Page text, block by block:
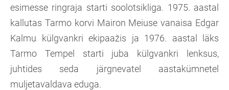
esimesse ringraja starti soolotsikliga. 1975. aastal
kallutas Tarmo korvi Mairon Meiuse vanaisa Edgar
Kalmu külgvankri ekipaažis ja 1976. aastal läks
Tarmo Tempel starti juba külgvankri lenksus,
juhtides seda järgnevatel aastakümnetel
muljetavaldava eduga.